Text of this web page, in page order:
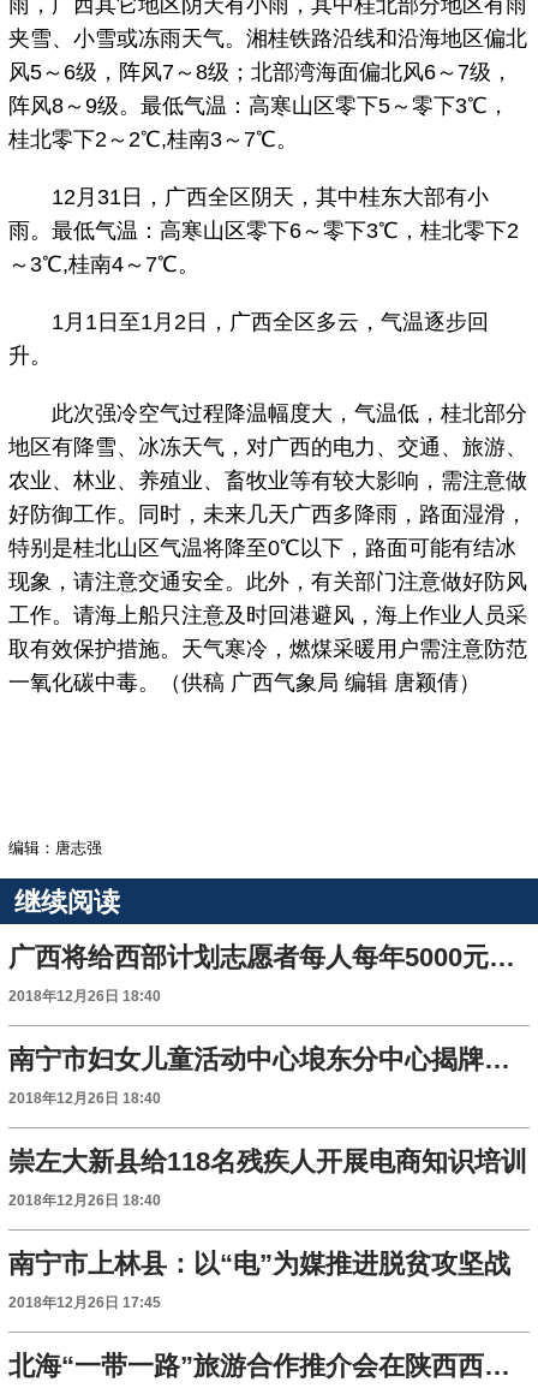
雨，广西其它地区阴天有小雨，其中桂北部分地区有雨
夹雪、小雪或冻雨天气。湘桂铁路沿线和沿海地区偏北
风5～6级，阵风7～8级；北部湾海面偏北风6～7级，
阵风8～9级。最低气温：高寒山区零下5～零下3℃，
桂北零下2～2℃,桂南3～7℃。
12月31日，广西全区阴天，其中桂东大部有小
雨。最低气温：高寒山区零下6～零下3℃，桂北零下2
～3℃,桂南4～7℃。
1月1日至1月2日，广西全区多云，气温逐步回
升。
此次强冷空气过程降温幅度大，气温低，桂北部分
地区有降雪、冰冻天气，对广西的电力、交通、旅游、
农业、林业、养殖业、畜牧业等有较大影响，需注意做
好防御工作。同时，未来几天广西多降雨，路面湿滑，
特别是桂北山区气温将降至0℃以下，路面可能有结冰
现象，请注意交通安全。此外，有关部门注意做好防风
工作。请海上船只注意及时回港避风，海上作业人员采
取有效保护措施。天气寒冷，燃煤采暖用户需注意防范
一氧化碳中毒。（供稿 广西气象局 编辑 唐颖倩）
编辑：唐志强
继续阅读
广西将给西部计划志愿者每人每年5000元生活补贴
2018年12月26日 18:40
南宁市妇女儿童活动中心埌东分中心揭牌成立
2018年12月26日 18:40
崇左大新县给118名残疾人开展电商知识培训
2018年12月26日 18:40
南宁市上林县：以“电”为媒推进脱贫攻坚战
2018年12月26日 17:45
北海“一带一路”旅游合作推介会在陕西西安举行